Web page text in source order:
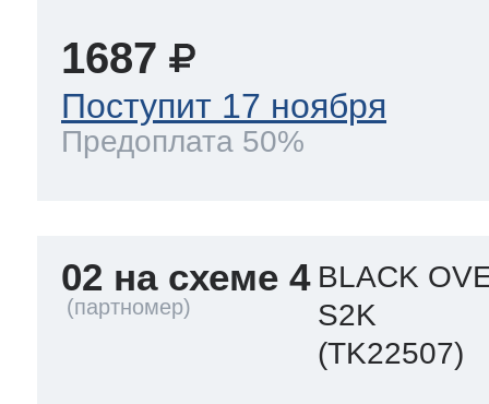
1687
Поступит 17 ноября
Предоплата 50%
02 на схеме 4 BLACK
S2K
(TK22507)